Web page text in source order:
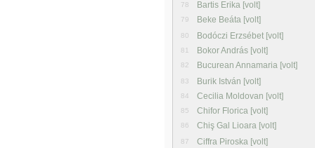
78 Bartis Erika [volt]
79 Beke Beáta [volt]
80 Bodóczi Erzsébet [volt]
81 Bokor András [volt]
82 Bucurean Annamaria [volt]
83 Burik István [volt]
84 Cecilia Moldovan [volt]
85 Chifor Florica [volt]
86 Chiş Gal Lioara [volt]
87 Ciffra Piroska [volt]